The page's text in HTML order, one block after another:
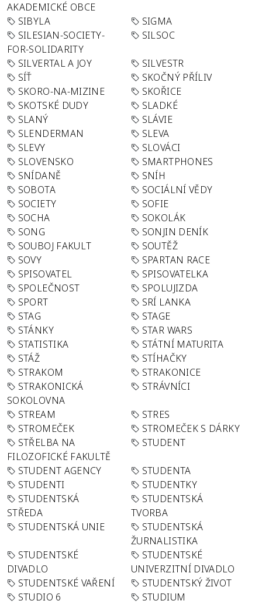
AKADEMICKÉ OBCE
SIBYLA
SIGMA
SILESIAN-SOCIETY-
FOR-SOLIDARITY
SILSOC
SILVERTAL A JOY
SILVESTR
SÍŤ
SKOČNÝ PŘÍLIV
SKORO-NA-MIZINE
SKOŘICE
SKOTSKÉ DUDY
SLADKÉ
SLANÝ
SLÁVIE
SLENDERMAN
SLEVA
SLEVY
SLOVÁCI
SLOVENSKO
SMARTPHONES
SNÍDANĚ
SNÍH
SOBOTA
SOCIÁLNÍ VĚDY
SOCIETY
SOFIE
SOCHA
SOKOLÁK
SONG
SONJIN DENÍK
SOUBOJ FAKULT
SOUTĚŽ
SOVY
SPARTAN RACE
SPISOVATEL
SPISOVATELKA
SPOLEČNOST
SPOLUJIZDA
SPORT
SRÍ LANKA
STAG
STAGE
STÁNKY
STAR WARS
STATISTIKA
STÁTNÍ MATURITA
STÁŽ
STÍHAČKY
STRAKOM
STRAKONICE
STRAKONICKÁ
SOKOLOVNA
STRÁVNÍCI
STREAM
STRES
STROMEČEK
STROMEČEK S DÁRKY
STŘELBA NA
FILOZOFICKÉ FAKULTĚ
STUDENT
STUDENT AGENCY
STUDENTA
STUDENTI
STUDENTKY
STUDENTSKÁ
STŘEDA
STUDENTSKÁ
TVORBA
STUDENTSKÁ UNIE
STUDENTSKÁ
ŽURNALISTIKA
STUDENTSKÉ
DIVADLO
STUDENTSKÉ
UNIVERZITNÍ DIVADLO
STUDENTSKÉ VAŘENÍ
STUDENTSKÝ ŽIVOT
STUDIO 6
STUDIUM